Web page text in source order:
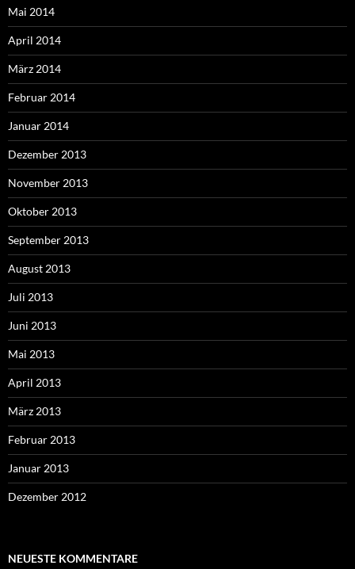
Mai 2014
April 2014
März 2014
Februar 2014
Januar 2014
Dezember 2013
November 2013
Oktober 2013
September 2013
August 2013
Juli 2013
Juni 2013
Mai 2013
April 2013
März 2013
Februar 2013
Januar 2013
Dezember 2012
NEUESTE KOMMENTARE